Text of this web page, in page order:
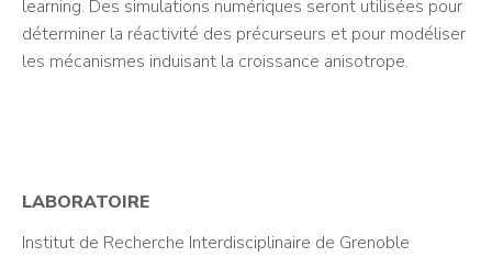
learning. Des simulations numériques seront utilisées pour
déterminer la réactivité des précurseurs et pour modéliser
les mécanismes induisant la croissance anisotrope.
LABORATOIRE
Institut de Recherche Interdisciplinaire de Grenoble